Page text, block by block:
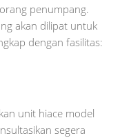
penumpang.
akan dilipat untuk
dengan fasilitas:
unit hiace model
segera